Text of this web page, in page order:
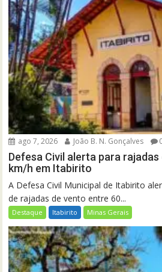
ago 7, 2026 João B. N. Gonçalves
Defesa Civil alerta para
km/h em Itabirito
A Defesa Civil Municipal de Itabirito
de rajadas de vento entre 60...
Destaque Itabirito Minas Gerais